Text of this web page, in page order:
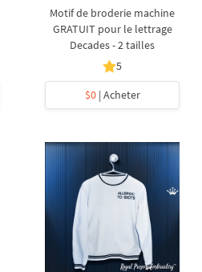
Motif de broderie machine
GRATUIT pour le lettrage
Decades - 2 tailles
5
$0| Acheter